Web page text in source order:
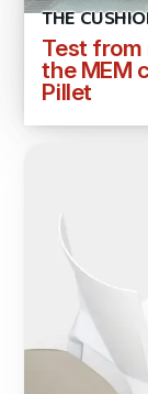
THE
Test from
the MEM
Pillet